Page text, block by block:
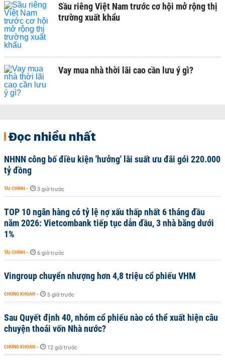
Sầu riêng Việt Nam trước cơ hội mở rộng thị
trường xuất khẩu
Vay mua nhà thời lãi cao cần lưu ý gì?
Đọc nhiều nhất
NHNN công bố điều kiện 'hưởng' lãi suất ưu đãi gói 220.000
tỷ đồng
TÀI CHÍNH - 3 giờ trước
TOP 10 ngân hàng có tỷ lệ nợ xấu thấp nhất 6 tháng đầu
năm 2026: Vietcombank tiếp tục dẫn đầu, 3 nhà băng dưới
1%
TÀI CHÍNH - 6 giờ trước
Vingroup chuyển nhượng hơn 4,8 triệu cổ phiếu VHM
CHỨNG KHOÁN - 5 giờ trước
Sau Quyết định 40, nhóm cổ phiếu nào có thể xuất hiện câu
chuyện thoái vốn Nhà nước?
CHỨNG KHOÁN - 12 giờ trước